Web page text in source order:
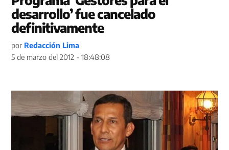
desarrollo’ fue cancelado
definitivamente
por Redacción Lima
5 de marzo del 2012 - 18:48:08